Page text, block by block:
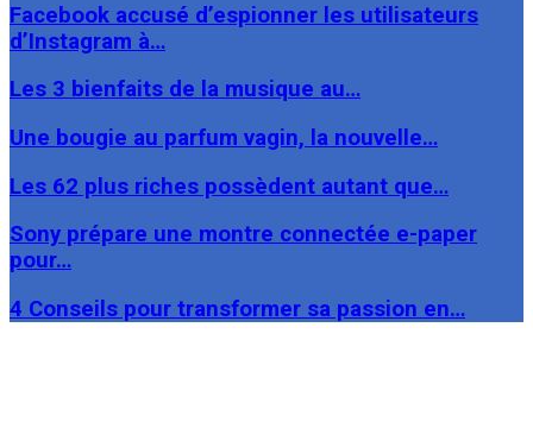
Facebook accusé d’espionner les utilisateurs
d’Instagram à…
Les 3 bienfaits de la musique au…
Une bougie au parfum vagin, la nouvelle…
Les 62 plus riches possèdent autant que…
Sony prépare une montre connectée e-paper
pour…
4 Conseils pour transformer sa passion en…